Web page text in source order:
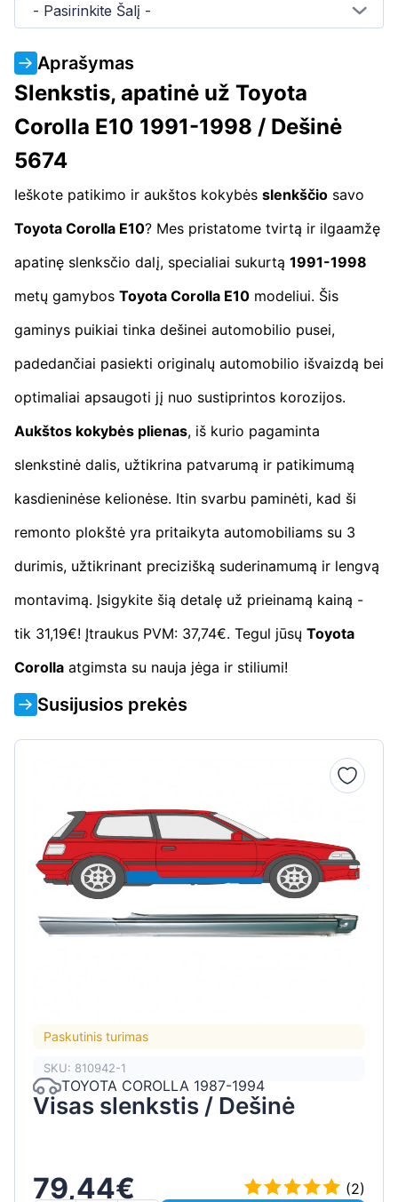
- Pasirinkite Šalį -
Aprašymas
Slenkstis, apatinė už Toyota
Corolla E10 1991-1998 / Dešinė
5674
Ieškote patikimo ir aukštos kokybės slenkščio savo
Toyota Corolla E10? Mes pristatome tvirtą ir ilgaamžę
apatinę slenksčio dalį, specialiai sukurtą 1991-1998
metų gamybos Toyota Corolla E10 modeliui. Šis
gaminys puikiai tinka dešinei automobilio pusei,
padedančiai pasiekti originalų automobilio išvaizdą bei
optimaliai apsaugoti jį nuo sustiprintos korozijos.
Aukštos kokybės plienas, iš kurio pagaminta
slenkstinė dalis, užtikrina patvarumą ir patikimumą
kasdieninėse kelionėse. Itin svarbu paminėti, kad ši
remonto plokštė yra pritaikyta automobiliams su 3
durimis, užtikrinant precizišką suderinamumą ir lengvą
montavimą. Įsigykite šią detalę už prieinamą kainą -
tik 31,19€! Įtraukus PVM: 37,74€. Tegul jūsų Toyota
Corolla atgimsta su nauja jėga ir stiliumi!
Susijusios prekės
Paskutinis turimas
SKU: 810942-1
TOYOTA COROLLA 1987-1994
Visas slenkstis / Dešinė
79,44€ (2)